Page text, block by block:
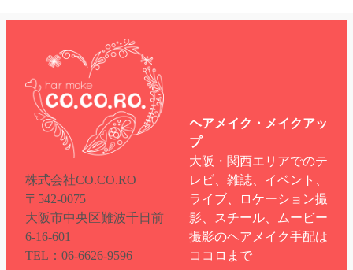
株式会社CO.CO.RO
〒542-0075
大阪市中央区難波千日前
6-16-601
TEL：06-6626-9596
ヘアメイク・メイクアッ
プ
大阪・関西エリアでのテ
レビ、雑誌、イベント、
ライブ、ロケーション撮
影、スチール、ムービー
撮影のヘアメイク手配は
ココロまで